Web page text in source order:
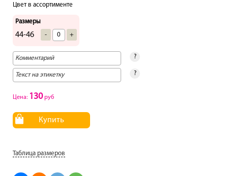
Цвет в ассортименте
Размеры
44-46 - +
?
?
Цена: 130руб
Купить
Таблица размеров